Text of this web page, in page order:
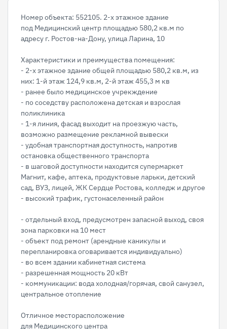
Номер объекта: 552105. 2-х этажное здание
под Медицинский центр площадью 580,2​​​​​​​ кв.м по
адресу г. Ростов-на-Дону, улица Ларина, 10
Характеристики и преимущества помещения:
- 2-х этажное здание общей площадью 580,2 кв.м, из
них: 1-й этаж 124,9 кв.м, 2-й этаж 455,3 м кв
- ранее было медицинское учрекждение
- по соседству расположена детская и взрослая
поликлиника
- 1-я линия, фасад выходит на проезжую часть,
возможно размещение рекламной вывески
- удобная транспортная доступность, напротив
остановка общественного транспорта
- в шаговой доступности находится супермаркет
Магнит, кафе, аптека, продуктовые ларьки, детский
сад, ВУЗ, лицей, ЖК Сердце Ростова, колледж и другое
- высокий трафик, густонаселенный район
- отдельный вход, предусмотрен запасной выход, своя
зона парковки на 10 мест
- объект под ремонт (арендные каникулы и
перепланировка оговаривается индивидуально)
- во всем здании кабинетная система
- разрешенная мощность 20 кВт
- коммуникации: вода холодная/горячая, свой санузел,
центральное отопление
Отличное месторасположение
для Медицинского центра